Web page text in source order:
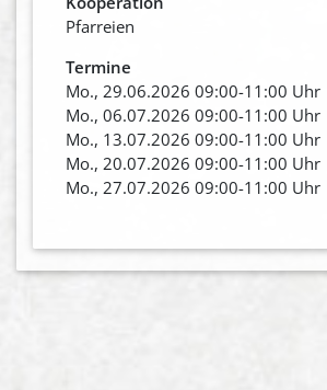
Pfarreien
Termine
Mo., 29.06.2026 09:00-11:00 Uhr
Mo., 06.07.2026 09:00-11:00 Uhr
Mo., 13.07.2026 09:00-11:00 Uhr
Mo., 20.07.2026 09:00-11:00 Uhr
Mo., 27.07.2026 09:00-11:00 Uhr